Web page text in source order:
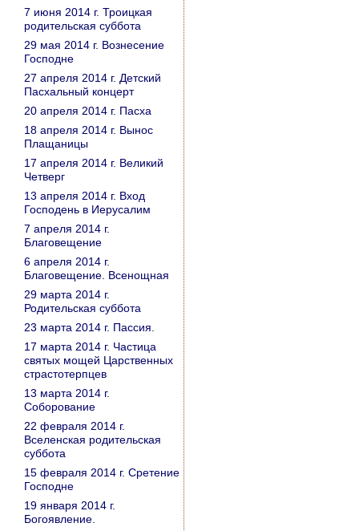
7 июня 2014 г. Троицкая
родительская суббота
29 мая 2014 г. Вознесение
Господне
27 апреля 2014 г. Детский
Пасхальный концерт
20 апреля 2014 г. Пасха
18 апреля 2014 г. Вынос
Плащаницы
17 апреля 2014 г. Великий
Четверг
13 апреля 2014 г. Вход
Господень в Иерусалим
7 апреля 2014 г.
Благовещение
6 апреля 2014 г.
Благовещение. Всенощная
29 марта 2014 г.
Родительская суббота
23 марта 2014 г. Пассия.
17 марта 2014 г. Частица
святых мощей Царственных
страстотерпцев
13 марта 2014 г.
Соборование
22 февраля 2014 г.
Вселенская родительская
суббота
15 февраля 2014 г. Сретение
Господне
19 января 2014 г.
Богоявление.